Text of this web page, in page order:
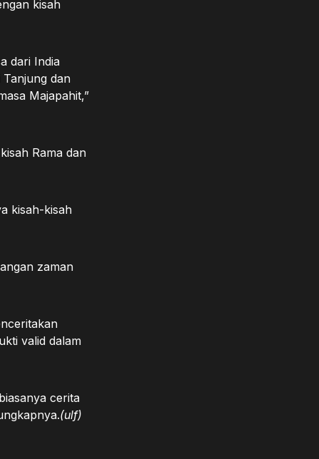
kisah
dari India
dan
Majapahit,”
Rama dan
kisah-kisah
zaman
valid dalam
cerita
(ulf)